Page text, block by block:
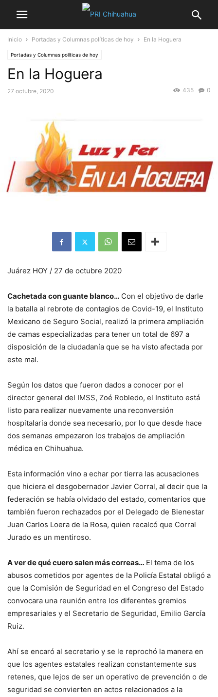
Inicio Portadas y Columnas políticas de hoy En la Hoguera
Portadas y Columnas políticas de hoy
En la Hoguera
27 octubre, 2020 0
435
Juárez HOY / 27 de octubre 2020
Cachetada con guante blanco… Con el objetivo de darle
la batalla al rebrote de contagios de Covid-19, el Instituto
Mexicano de Seguro Social, realizó la primera ampliación
de camas especializadas para tener un total de 697 a
disposición de la ciudadanía que se ha visto afectada por
este mal.
Según los datos que fueron dados a conocer por el
director general del IMSS, Zoé Robledo, el Instituto está
listo para realizar nuevamente una reconversión
hospitalaria donde sea necesario, por lo que desde hace
dos semanas empezaron los trabajos de ampliación
médica en Chihuahua.
Esta información vino a echar por tierra las acusaciones
que hiciera el desgobernador Javier Corral, al decir que la
federación se había olvidado del estado, comentarios que
también fueron rechazados por el Delegado de Bienestar
Juan Carlos Loera de la Rosa, quien recalcó que Corral
Jurado es un mentiroso.
A ver de qué cuero salen más correas… El tema de los
abusos cometidos por agentes de la Policía Estatal obligó a
que la Comisión de Seguridad en el Congreso del Estado
convocara una reunión entre los diferentes gremios
empresariales y el Secretario de Seguridad, Emilio García
Ruiz.
Ahí se encaró al secretario y se le reprochó la manera en
que los agentes estatales realizan constantemente sus
retenes, que lejos de ser un operativo de prevención o de
seguridad se convierten en actos relacionados a la